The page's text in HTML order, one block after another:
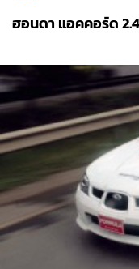
ฮอนดา แอคคอร์ด